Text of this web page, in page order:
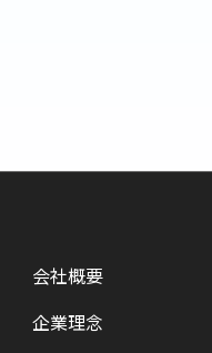
会社概要
企業理念